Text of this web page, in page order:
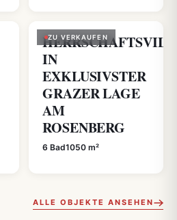
ZU VERKAUFEN
IN
EXKLUSIVSTER
GRAZER LAGE
AM
ROSENBERG
6 Bad1050 m²
ALLE OBJEKTE ANSEHEN